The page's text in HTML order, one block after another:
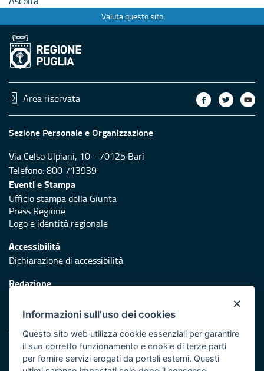
Valuta questo sito
Area riservata
Sezione Personale e Organizzazione
Via Celso Ulpiani, 10 - 70125 Bari
Telefono: 800 713939
Eventi e Stampa
Ufficio stampa della Giunta
Press Regione
Logo e identità regionale
Accessibilità
Dichiarazione di accessibilità
Redazione
Protezione civile
Vai al sito di Protezione Civile Puglia
Iniziativa finanziata con risorse del POR Puglia 2014/2020 -
×
Informazioni sull'uso dei cookies
Questo sito web utilizza cookie essenziali per garantire
il suo corretto funzionamento e cookie di terze parti
per fornire servizi erogati da portali esterni. Questi